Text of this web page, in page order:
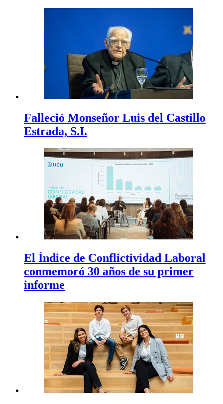
Falleció Monseñor Luis del Castillo
Estrada, S.I.
El Índice de Conflictividad Laboral
conmemoró 30 años de su primer
informe